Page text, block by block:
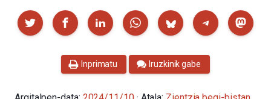
Partekatu
Inprimatu Iruzkinik gabe